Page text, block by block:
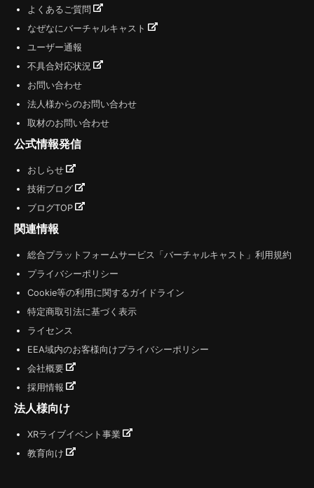
よくあるご質問
なぜなにバーチャルキャスト
ユーザー通報
不具合対応状況
お問い合わせ
法人様からのお問い合わせ
取材のお問い合わせ
公式情報発信
おしらせ
技術ブログ
ブログTOP
関連情報
総合プラットフォームサービス「バーチャルキャスト」利用規約
プライバシーポリシー
Cookie等の利用に関するガイドライン
特定商取引法に基づく表示
ライセンス
EEA域内のお客様向けプライバシーポリシー
会社概要
採用情報
法人様向け
XRライブイベント事業
教育向け